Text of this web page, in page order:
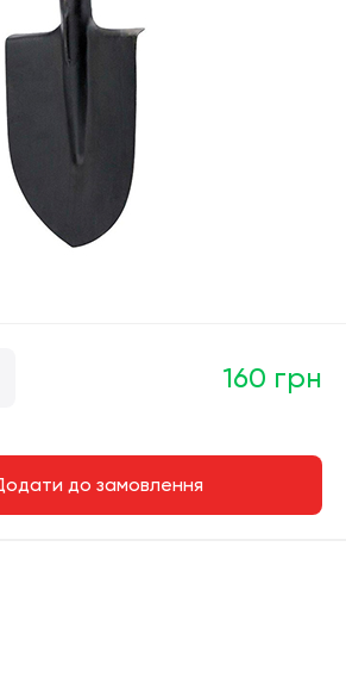
160 грн
до замовлення